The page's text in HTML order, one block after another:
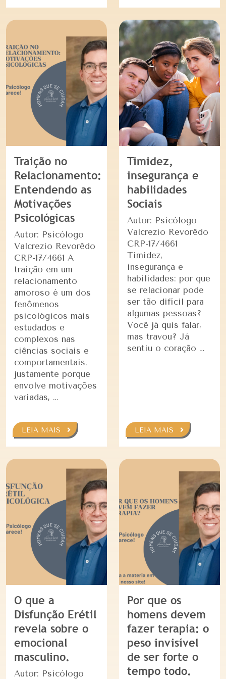
Traição no
Relacionamento:
Entendendo as
Motivações
Psicológicas
Autor: Psicólogo
Valcrezio Revorêdo
CRP-17/4661 A
traição em um
relacionamento
amoroso é um dos
fenômenos
psicológicos mais
estudados e
complexos nas
ciências sociais e
comportamentais,
justamente porque
envolve motivações
variadas, …
LEIA MAIS
Timidez,
insegurança e
habilidades
Sociais
Autor: Psicólogo
Valcrezio Revorêdo
CRP-17/4661
Timidez,
insegurança e
habilidades: por que
se relacionar pode
ser tão difícil para
algumas pessoas?
Você já quis falar,
mas travou? Já
sentiu o coração …
LEIA MAIS
O que a
Disfunção Erétil
revela sobre o
emocional
masculino.
Autor: Psicólogo
Por que os
homens devem
fazer terapia: o
peso invisível
de ser forte o
tempo todo.